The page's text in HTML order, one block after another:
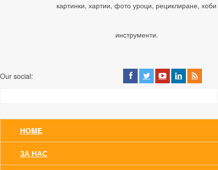
картинки, хартии, фото уроци, рециклиране, хоби
инструменти.
Our social:
HOME
ЗА НАС